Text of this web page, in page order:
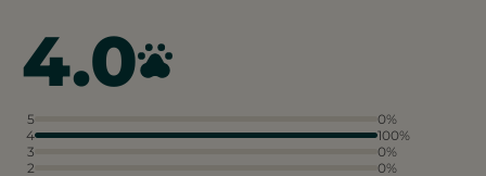
4.0
5
0%
4
100%
3
0%
2
0%